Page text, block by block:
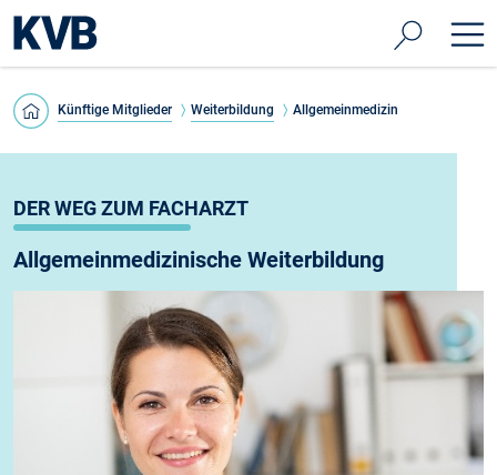
Künftige Mitglieder Weiterbildung Allgemeinmedizin
DER WEG ZUM FACHARZT
Allgemeinmedizinische Weiterbildung